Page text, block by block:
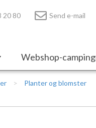
20 80 Send e-mail
Webshop-
Planter og blomster